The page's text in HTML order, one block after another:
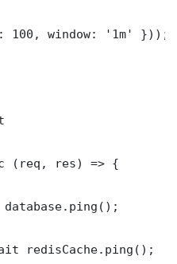
100, window: '1m' }));
(req, res) => {
redisCache.ping();